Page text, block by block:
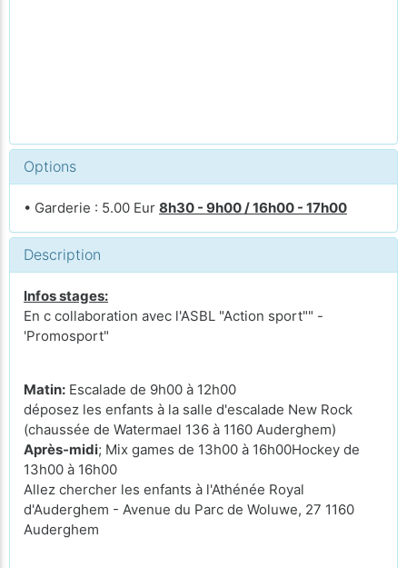
Options
• Garderie : 5.00 Eur 8h30 - 9h00 / 16h00 - 17h00
Description
Infos stages:
En c collaboration avec l'ASBL "Action sport"" -
'Promosport"
Matin: Escalade de 9h00 à 12h00
déposez les enfants à la salle d'escalade New Rock
(chaussée de Watermael 136 à 1160 Auderghem)
Après-midi; Mix games de 13h00 à 16h00Hockey de
13h00 à 16h00
Allez chercher les enfants à l'Athénée Royal
d'Auderghem - Avenue du Parc de Woluwe, 27 1160
Auderghem